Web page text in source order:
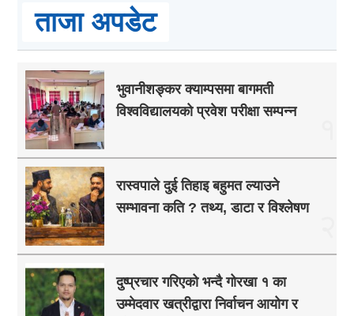
ताजा अपडेट
भुवानीशङ्कर क्याम्पसमा बागमती
विश्वविद्यालयको प्रवेश परीक्षा सम्पन्न
रास्वपाले दुई तिहाइ बहुमत ल्याउने
सम्भावना कति ? तथ्य, डाटा र विश्लेषण
दुष्प्रचार गरिएको भन्दै गोरखा १ का
उम्मेदवार खत्रीद्वारा निर्वाचन आयोग र